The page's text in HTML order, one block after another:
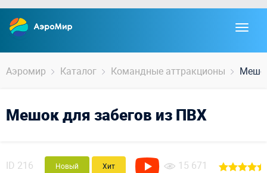
Аэромир Каталог Командные аттракционы
Мешок для забегов из ПВХ
ID 216 Новый Хит 15 671